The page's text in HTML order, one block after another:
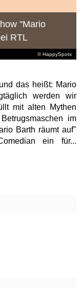
© HappySpots
"Mario
RTL
das heißt: Mario
werden wir
mit alten Mythen
im
Barth räumt auf"
ein für...